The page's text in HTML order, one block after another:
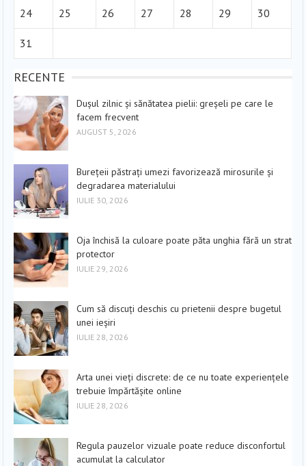
24 25 26 27 28 29 30
31
RECENTE
Dușul zilnic și sănătatea pielii: greșeli pe care le
facem frecvent
AUGUST 5, 2026
Burețeii păstrați umezi favorizează mirosurile și
degradarea materialului
IULIE 30, 2026
Oja închisă la culoare poate păta unghia fără un strat
protector
IULIE 29, 2026
Cum să discuți deschis cu prietenii despre bugetul
unei ieșiri
IULIE 28, 2026
Arta unei vieți discrete: de ce nu toate experiențele
trebuie împărtășite online
IULIE 28, 2026
Regula pauzelor vizuale poate reduce disconfortul
acumulat la calculator